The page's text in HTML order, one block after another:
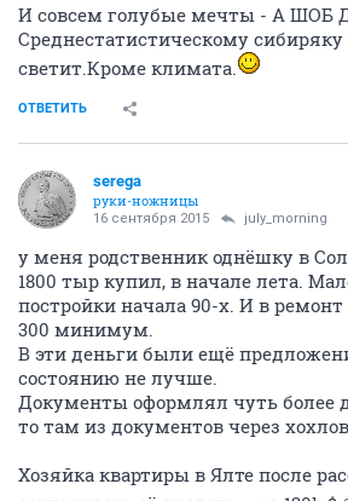
И совсем голубые мечты - А ШОБ
Среднестатистическому
светит.Кроме климата.
ОТВЕТИТЬ
serega
руки-ножницы
16 сентября 2015 july_morning
у меня родственник однёшку в
1800 тыр купил, в начале лета.
постройки начала 90-х. И в
300 минимум.
В эти деньги были ещё
состоянию не лучше.
Документы оформлял чуть более
то там из документов через
Хозяйка квартиры в Ялте после